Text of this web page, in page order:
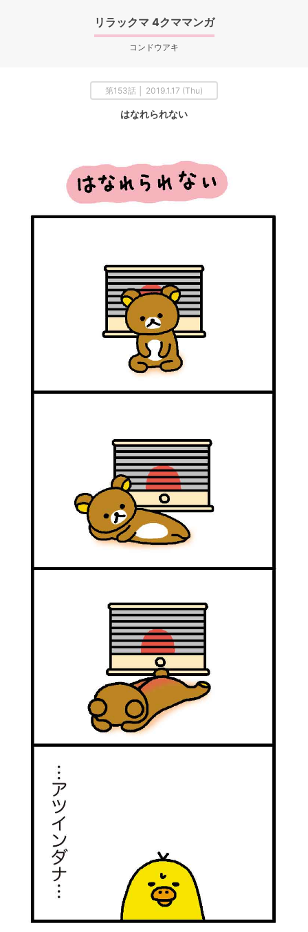
リラックマ 4クママンガ
コンドウアキ
第153話 │ 2019.1.17 (Thu)
はなれられない